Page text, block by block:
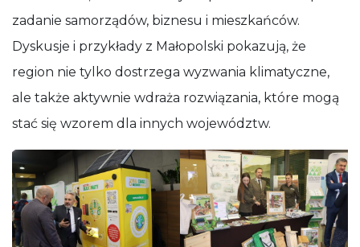
zadanie samorządów, biznesu i mieszkańców.
Dyskusje i przykłady z Małopolski pokazują, że
region nie tylko dostrzega wyzwania klimatyczne,
ale także aktywnie wdraża rozwiązania, które mogą
stać się wzorem dla innych województw.